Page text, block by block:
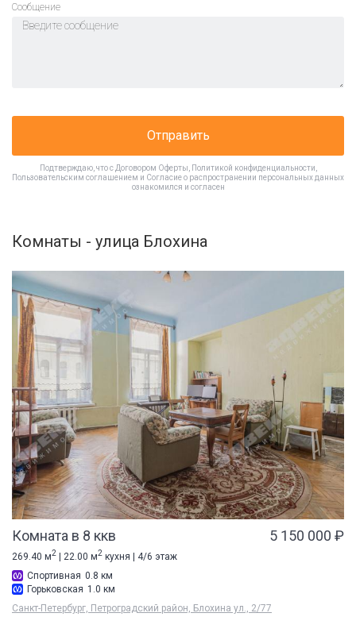
Cообщение
Отправить
Подтверждаю, что с Договором Оферты Политикой конфиденциальности
Пользовательским соглашением и Согласие о распространении персональных данных
ознакомился и согласен
Комнаты - улица Блохина
Комната в 8 ккв 5 150 000 ₽
269.40 м2 | 22.00 м2 кухня | 4/6 этаж
Спортивная 0.8 км
Горьковская 1.0 км
Санкт-Петербург, Петроградский район, Блохина ул., 2/77